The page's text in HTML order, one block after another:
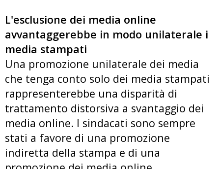
L'esclusione dei media online
avvantaggerebbe in modo unilaterale i
media stampati
Una promozione unilaterale dei media
che tenga conto solo dei media stampati
rappresenterebbe una disparità di
trattamento distorsiva a svantaggio dei
media online. I sindacati sono sempre
stati a favore di una promozione
indiretta della stampa e di una